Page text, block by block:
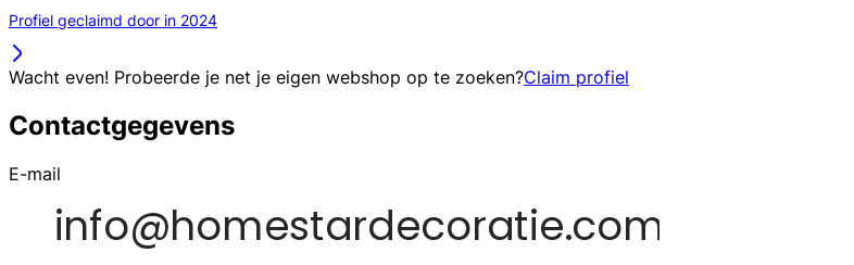
Profiel geclaimd door in 2024
Wacht even! Probeerde je net je eigen webshop op te zoeken?Claim profiel
Contactgegevens
E-mail